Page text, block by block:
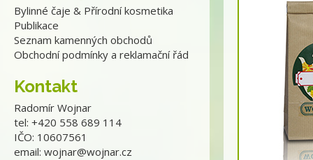
Bylinné čaje & Přírodní kosmetika
Publikace
Seznam kamenných obchodů
Obchodní podmínky a reklamační řád
Kontakt
Radomír Wojnar
tel: +420 558 689 114
IČO: 10607561
email: wojnar@wojnar.cz